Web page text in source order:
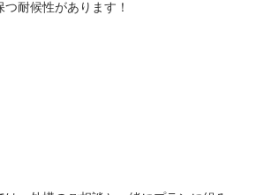
耐候性があります！